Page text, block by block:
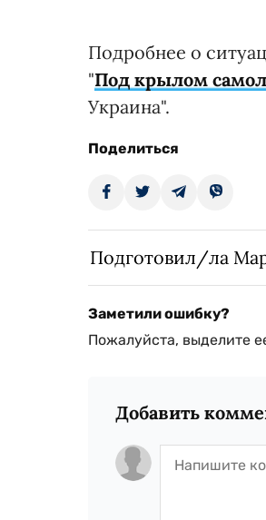
Подробнее о
"Под крылом
Украина".
Поделиться
Подготовил/ла
Заметили ошибку?
Пожалуйста, выделите
Добавить